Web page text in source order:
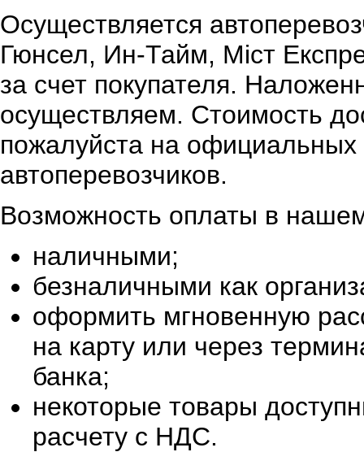
Осуществляется
Гюнсел, Ин-Тайм, Міст
за счет покупателя.
осуществляем. Стоимость
пожалуйста на официальных
автоперевозчиков.
Возможность оплаты в
наличными;
безналичными как
оформить мгновенную
на карту или через
банка;
некоторые товары
расчету с НДС.